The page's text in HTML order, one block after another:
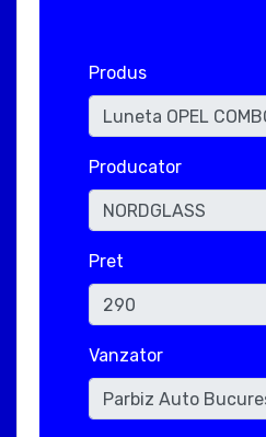
Produs
Producator
Pret
Vanzator